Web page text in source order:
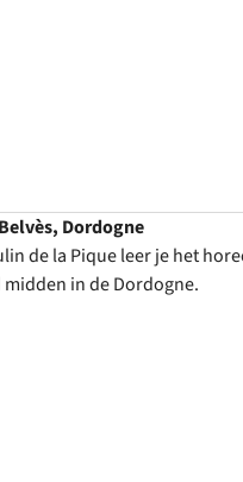
Dordogne
de la Pique leer je het
in de Dordogne.